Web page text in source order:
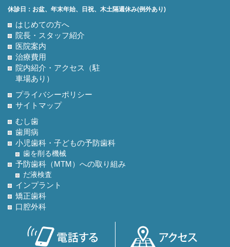
休診日：お盆、年末年始、日祝、木土隔週休み(例外あり)
はじめての方へ
院長・スタッフ紹介
医院案内
治療費用
院内紹介・アクセス（駐
車場あり）
プライバシーポリシー
サイトマップ
むし歯
歯周病
小児歯科・子どもの予防歯科
歯を削る機械
予防歯科（MTM）への取り組み
だ液検査
インプラント
矯正歯科
口腔外科